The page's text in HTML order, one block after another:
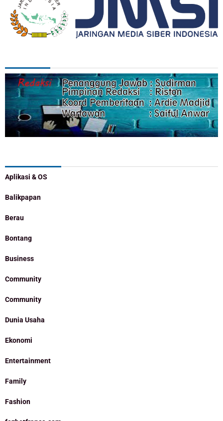
Aplikasi & OS
Balikpapan
Berau
Bontang
Business
Community
Community
Dunia Usaha
Ekonomi
Entertainment
Family
Fashion